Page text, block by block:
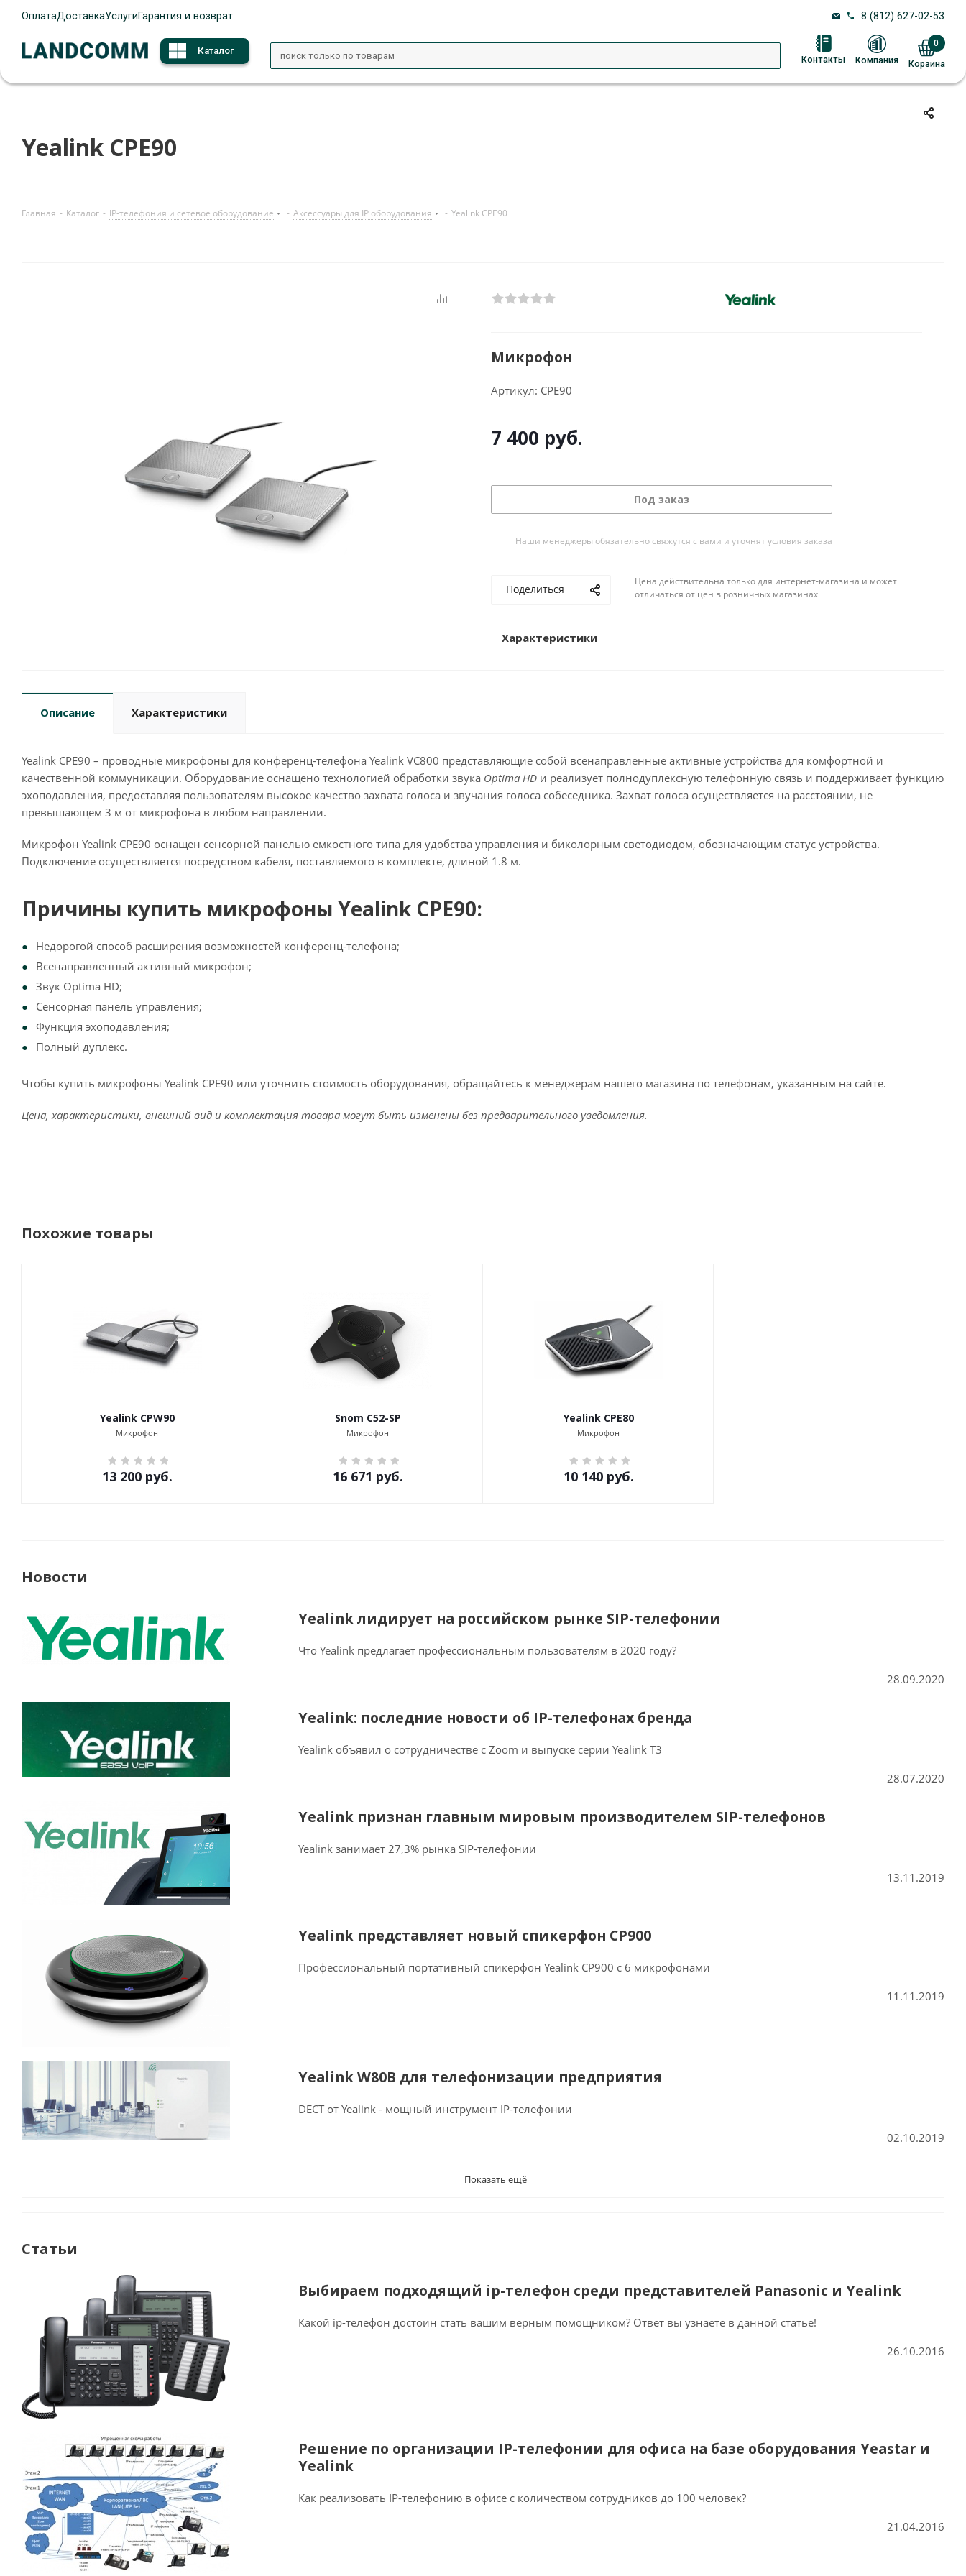
ОплатаДоставкаУслугиГарантия и возврат 8 (812) 627-02-53
Каталог
Контакты Компания Корзина
0
Yealink CPE90
Главная - Каталог - IP-телефония и сетевое оборудование - Аксессуары для IP оборудования - Yealink CPE90
Микрофон
Артикул: CPE90
7 400 руб.
Под заказ
Наши менеджеры обязательно свяжутся с вами и уточнят условия заказа
Поделиться
Цена действительна только для интернет-магазина и может
отличаться от цен в розничных магазинах
Характеристики
Описание Характеристики
Yealink CPE90 – проводные микрофоны для конференц-телефона Yealink VC800 представляющие собой всенаправленные активные устройства для комфортной и
качественной коммуникации. Оборудование оснащено технологией обработки звука Optima HD и реализует полнодуплексную телефонную связь и поддерживает функцию
эхоподавления, предоставляя пользователям высокое качество захвата голоса и звучания голоса собеседника. Захват голоса осуществляется на расстоянии, не
превышающем 3 м от микрофона в любом направлении.
Микрофон Yealink CPE90 оснащен сенсорной панелью емкостного типа для удобства управления и биколорным светодиодом, обозначающим статус устройства.
Подключение осуществляется посредством кабеля, поставляемого в комплекте, длиной 1.8 м.
Причины купить микрофоны Yealink CPE90:
Недорогой способ расширения возможностей конференц-телефона;
Всенаправленный активный микрофон;
Звук Optima HD;
Сенсорная панель управления;
Функция эхоподавления;
Полный дуплекс.
Чтобы купить микрофоны Yealink CPE90 или уточнить стоимость оборудования, обращайтесь к менеджерам нашего магазина по телефонам, указанным на сайте.
Цена, характеристики, внешний вид и комплектация товара могут быть изменены без предварительного уведомления.
Похожие товары
Yealink CPW90
Микрофон
13 200руб.
Snom C52-SP
Микрофон
16 671 руб.
Yealink CPE80
Микрофон
10 140руб.
Новости
Yealink лидирует на российском рынке SIP-телефонии
Что Yealink предлагает профессиональным пользователям в 2020 году?
28.09.2020
Yealink: последние новости об IP-телефонах бренда
Yealink объявил о сотрудничестве с Zoom и выпуске серии Yealink T3
28.07.2020
Yealink признан главным мировым производителем SIP-телефонов
Yealink занимает 27,3% рынка SIP-телефонии
13.11.2019
Yealink представляет новый спикерфон CP900
Профессиональный портативный спикерфон Yealink CP900 с 6 микрофонами
11.11.2019
Yealink W80B для телефонизации предприятия
DECT от Yealink - мощный инструмент IP-телефонии
02.10.2019
Показать ещё
Статьи
Выбираем подходящий ip-телефон среди представителей Panasonic и Yealink
Какой ip-телефон достоин стать вашим верным помощником? Ответ вы узнаете в данной статье!
26.10.2016
Решение по организации IP-телефонии для офиса на базе оборудования Yeastar и
Yealink
Как реализовать IP-телефонию в офисе с количеством сотрудников до 100 человек?
21.04.2016